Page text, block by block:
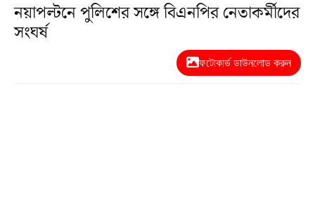
নয়াপল্টনে পুলিশের সঙ্গে বিএনপির নেতাকর্মীদের
সংঘর্ষ
ফটোকার্ড ডাউনলোড করুন